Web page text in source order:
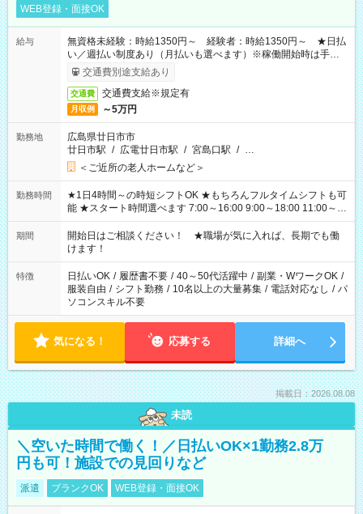
WEB登録・面接OK
給与
無資格未経験：時給1350円～ 経験者：時給1350円～ ★日払
い／週払い制度あり（月払いも選べます）※稼働開始時は手続き
完了次第のお支払いとなります。
交通費別途支給あり
交通費 交通費支給※規定有
月収例 ～5万円
勤務地
広島県廿日市市
廿日市駅 / 広電廿日市駅 / 宮島口駅 / …
＜ご近所の老人ホームなど＞
勤務時間
★1日4時間～の時短シフトOK ★もちろんフルタイムシフトも可
能 ★スタート時間選べます 7:00～16:00 9:00～18:00 11:00～
20:00 など 残業なし！ ※Wワークの場合、他のお仕事と合わせ
週40時間超の就業はご案内できません ※法令に基づき、週20時
間以上勤務は社会保険への加入対象となります ※労働者派遣法
（日雇い派遣の原則禁止）により、短時間・短期間の就業はご
案内が難しい場合があります
期間
開始日はご相談ください！ ★職場が気に入れば、長期でも働
けます！
特徴 日払いOK / 履歴書不要 / 40～50代活躍中 / 副業・WワークOK /
服装自由 / シフト勤務 / 10名以上の大量募集 / 電話対応なし / パ
ソコンスキル不要
気になる！ 応募する 詳細へ
掲載日：2026.08.08
未読
＼空いた時間で働く！／日払いOK×1勤務2.8万
円も可！施設での見回りなど
派遣 ブランクOK WEB登録・面接OK